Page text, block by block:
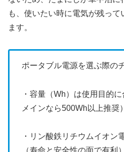
も、使いたい時に電気が残って
ます。
ポータブル電源を選ぶ際の
・容量（Wh）は使用目的
メインなら500Wh以上推奨）
・リン酸鉄リチウムイオン